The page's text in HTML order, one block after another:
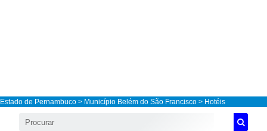
Estado de Pernambuco > Município Belém do São Francisco > Hotéis